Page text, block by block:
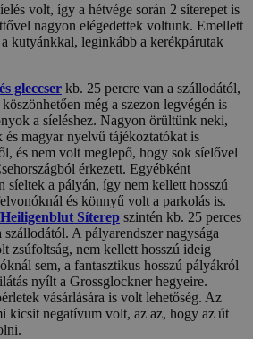
volt, így a hétvége során 2 síterepet is
nagyon elégedettek voltunk. Emellett
kutyánkkal, leginkább a kerékpárutak
gleccser kb. 25 percre van a szállodától,
még a szezon legvégén is
a síeléshez. Nagyon örültünk neki,
és magyar nyelvű tájékoztatókat is
és nem volt meglepő, hogy sok síelővel
érkezett. Egyébként
síeltek a pályán, így nem kellett hosszú
és könnyű volt a parkolás is.
Síterep szintén kb. 25 perces
szállodától. A pályarendszer nagysága
zsúfoltság, nem kellett hosszú ideig
sem, a fantasztikus hosszú pályákról
nyílt a Grossglockner hegyeire.
vásárlására is volt lehetőség. Az
kicsit negatívum volt, az az, hogy az út